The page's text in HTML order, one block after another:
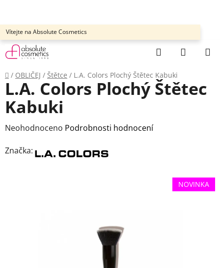
obsah
Vítejte na Absolute Cosmetics
Hledat
Domů
/ OBLIČEJ / Štětce / L.A. Colors Plochý Štětec Kabuki
L.A. Colors Plochý Štětec
Kabuki
Průměrné
produktu
Neohodnoceno Podrobnosti hodnocení
Značka:
NOVINKA